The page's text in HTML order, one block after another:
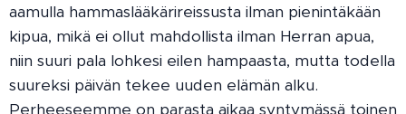
aamulla hammaslääkärireissusta ilman pienintäkään
kipua, mikä ei ollut mahdollista ilman Herran apua,
niin suuri pala lohkesi eilen hampaasta, mutta todella
suureksi päivän tekee uuden elämän alku.
Perheeseemme on parasta aikaa syntymässä toinen